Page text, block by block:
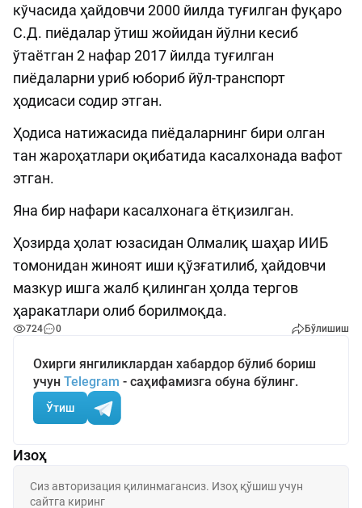
кўчасида ҳайдовчи 2000 йилда туғилган фуқаро
C.Д. пиёдалар ўтиш жойидан йўлни кесиб
ўтаётган 2 нафар 2017 йилда туғилган
пиёдаларни уриб юбориб йўл-транспорт
ҳодисаси содир этган.
Ҳодиса натижасида пиёдаларнинг бири олган
тан жароҳатлари оқибатида касалхонада вафот
этган.
Яна бир нафари касалхонага ётқизилган.
Ҳозирда ҳолат юзасидан Олмалиқ шаҳар ИИБ
томонидан жиноят иши қўзғатилиб, ҳайдовчи
мазкур ишга жалб қилинган ҳолда тергов
ҳаракатлари олиб борилмоқда.
724 0 Бўлишиш
Охирги янгиликлардан хабардор бўлиб бориш
учун Telegram - саҳифамизга обуна бўлинг.
Ўтиш
Изоҳ